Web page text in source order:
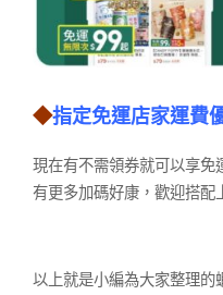
◆指定免運店家運費
現在有不需領券就可以享免
有更多加碼好康，歡迎搭配
以上就是小編為大家整理的